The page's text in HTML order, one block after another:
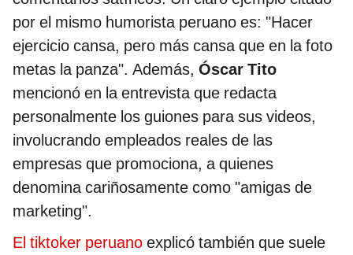
por el mismo humorista peruano es: "Hacer
ejercicio cansa, pero más cansa que en la foto
metas la panza". Además, Óscar Tito
mencionó en la entrevista que redacta
personalmente los guiones para sus videos,
involucrando empleados reales de las
empresas que promociona, a quienes
denomina cariñosamente como "amigas de
marketing".
El tiktoker peruano explicó también que suele